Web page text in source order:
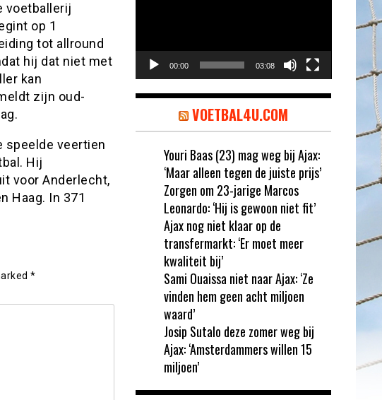
voetballerij
op 1
tot allround
hij dat niet met
kan
zijn oud-
speelde veertien
Hij
voor Anderlecht,
Haag. In 371
*
00:00 03:08
VOETBAL4U.COM
Youri Baas (23) mag weg bij Ajax:
‘Maar alleen tegen de juiste prijs’
Zorgen om 23-jarige Marcos
Leonardo: ‘Hij is gewoon niet fit’
Ajax nog niet klaar op de
transfermarkt: ‘Er moet meer
kwaliteit bij’
Sami Ouaissa niet naar Ajax: ‘Ze
vinden hem geen acht miljoen
waard’
Josip Sutalo deze zomer weg bij
Ajax: ‘Amsterdammers willen 15
miljoen’